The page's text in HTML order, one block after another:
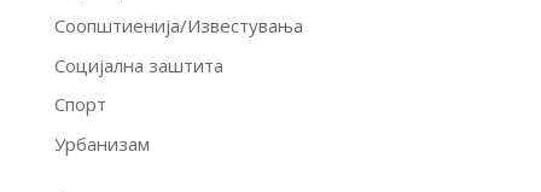
Соопштиенија/Известувања
Социјална заштита
Спорт
Урбанизам